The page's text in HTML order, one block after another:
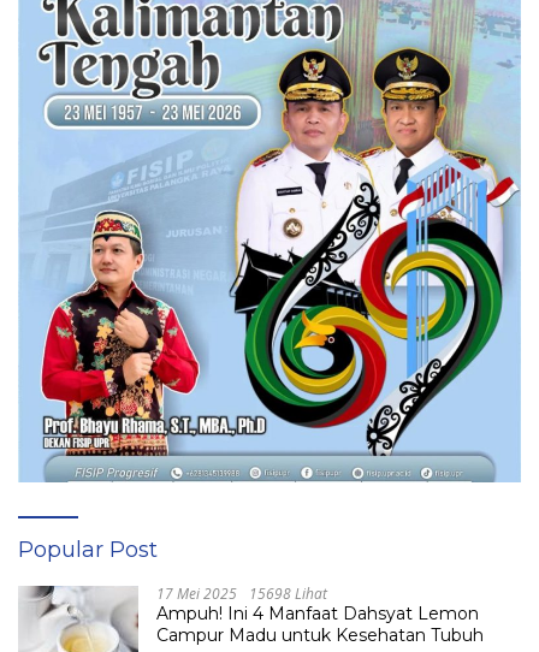
Popular Post
17 Mei 2025 15698 Lihat
Ampuh! Ini 4 Manfaat Dahsyat Lemon
Campur Madu untuk Kesehatan Tubuh